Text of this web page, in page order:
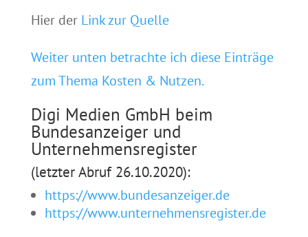
Hier der Link zur Quelle
Weiter unten betrachte ich diese Einträge
zum Thema Kosten & Nutzen.
Digi Medien GmbH beim
Bundesanzeiger und
Unternehmensregister
(letzter Abruf 26.10.2020):
https://www.bundesanzeiger.de
https://www.unternehmensregister.de